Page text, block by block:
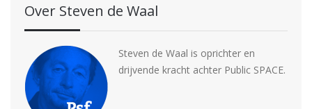
Over Steven de Waal
Steven de Waal is oprichter en
drijvende kracht achter Public SPACE.